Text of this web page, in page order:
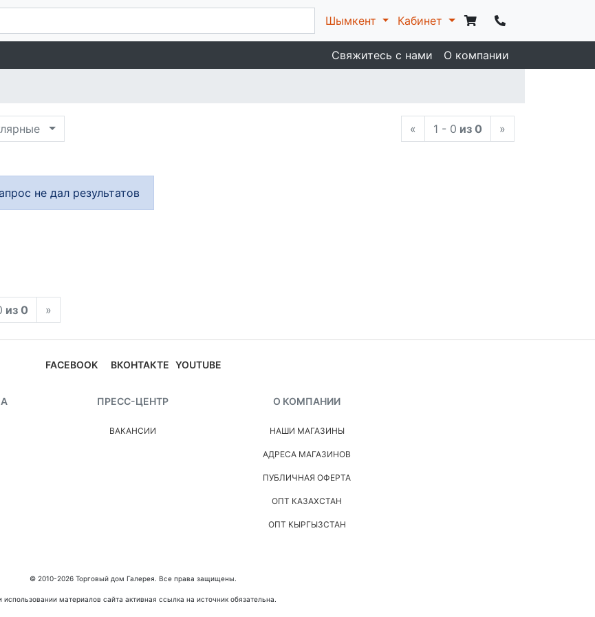
Шымкент Кабинет
Свяжитесь с нами О компании
« 1 - 0 из 0 »
не дал результатов
из 0 »
FACEBOOK ВКОНТАКТЕ YOUTUBE
ПРЕСС-ЦЕНТР
ВАКАНСИИ
О КОМПАНИИ
НАШИ МАГАЗИНЫ
АДРЕСА МАГАЗИНОВ
ПУБЛИЧНАЯ ОФЕРТА
ОПТ КАЗАХСТАН
ОПТ КЫРГЫЗСТАН
© 2010-2026 Торговый дом Галерея. Все права защищены.
использовании материалов сайта активная ссылка на источник обязательна.